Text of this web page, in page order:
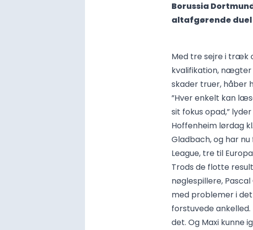
Borussia
altafgørende
Med tre sejre i træk
kvalifikation,
skader truer, håber
”Hver enkelt kan
sit fokus opad,”
Hoffenheim lørdag
Gladbach, og har
League, tre til
Trods de flotte
nøglespillere,
med problemer i
forstuvede ankelled.
det. Og Maxi kunne